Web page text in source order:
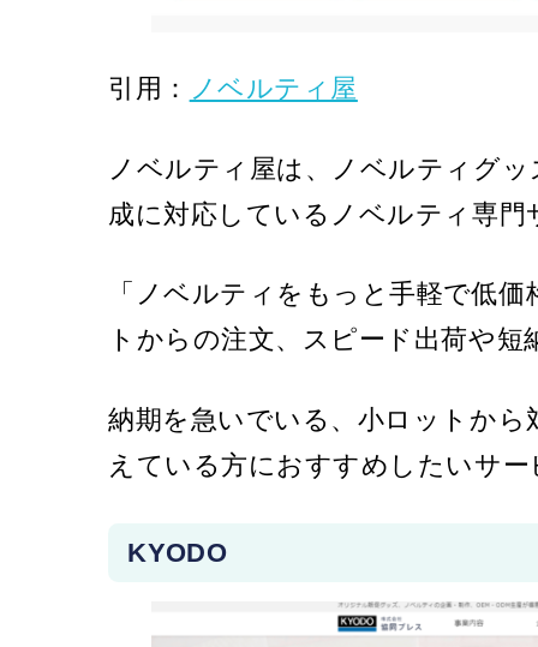
引用： ノベルティ屋
ノベルティ屋は、ノベルティグ
成に対応しているノベルティ専門
「ノベルティをもっと手軽で低
トからの注文、スピード出荷や
納期を急いでいる、小ロットか
えている方におすすめしたいサ
KYODO